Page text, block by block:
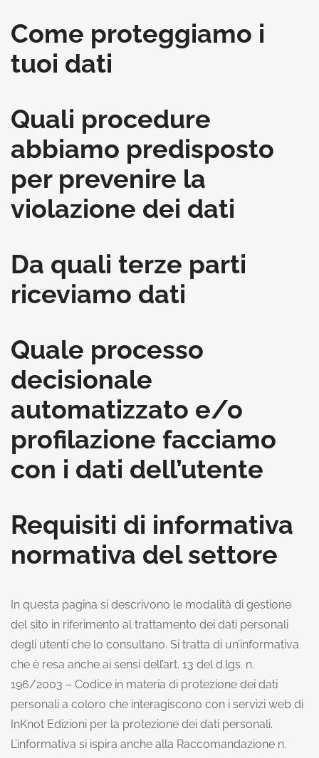
Come proteggiamo i
tuoi dati
Quali procedure
abbiamo predisposto
per prevenire la
violazione dei dati
Da quali terze parti
riceviamo dati
Quale processo
decisionale
automatizzato e/o
profilazione facciamo
con i dati dell’utente
Requisiti di informativa
normativa del settore
In questa pagina si descrivono le modalità di gestione
del sito in riferimento al trattamento dei dati personali
degli utenti che lo consultano. Si tratta di un’informativa
che è resa anche ai sensi dell’art. 13 del d.lgs. n.
196/2003 – Codice in materia di protezione dei dati
personali a coloro che interagiscono con i servizi web di
InKnot Edizioni per la protezione dei dati personali.
L’informativa si ispira anche alla Raccomandazione n.